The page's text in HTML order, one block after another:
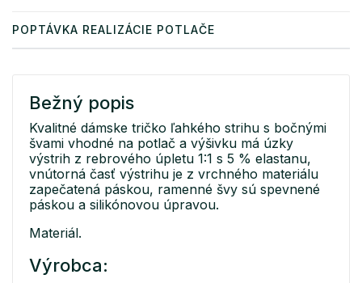
POPTÁVKA REALIZÁCIE POTLAČE
Bežný popis
Kvalitné dámske tričko ľahkého strihu s bočnými
švami vhodné na potlač a výšivku má úzky
výstrih z rebrového úpletu 1:1 s 5 % elastanu,
vnútorná časť výstrihu je z vrchného materiálu
zapečatená páskou, ramenné švy sú spevnené
páskou a silikónovou úpravou.
Materiál.
Výrobca: